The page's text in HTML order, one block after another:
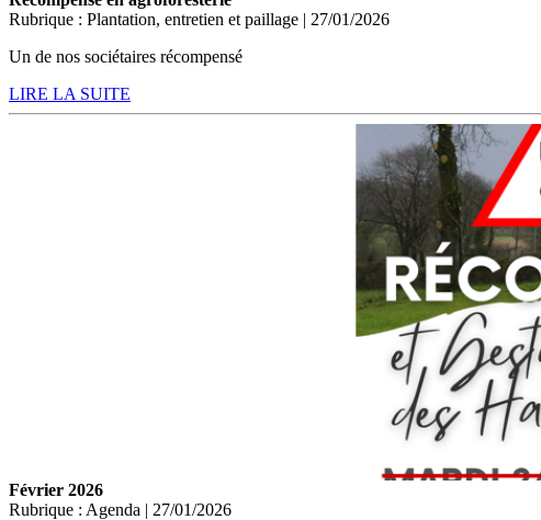
Rubrique : Plantation, entretien et paillage | 27/01/2026
Un de nos sociétaires récompensé
LIRE LA SUITE
Février 2026
Rubrique : Agenda | 27/01/2026